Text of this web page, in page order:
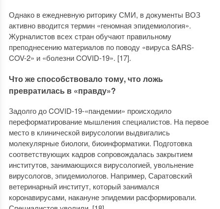
Однако в ежедневную риторику СМИ, в документы ВОЗ
активно вводится термин «геномная эпидемиология».
Журналистов всех стран обучают правильному
преподнесению материалов по поводу «вируса SARS-
COV-2» и «болезни COVID-19». [17].
Что же способствовало тому, что ложь
превратилась в «правду»?
Задолго до COVID-19-«пандемии» происходило
переформатирование мышления специалистов. На первое
место в клинической вирусологии выдвигались
молекулярные биологи, биоинформатики. Подготовка
соответствующих кадров сопровождалась закрытием
институтов, занимающихся вирусологией, увольнение
вирусологов, эпидемиологов. Например, Саратовский
ветеринарный институт, который занимался
коронавирусами, накануне эпидемии расформировали.